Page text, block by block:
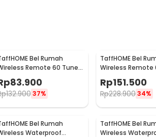
Bel Rumah
Remote 60 Tunes
with Receiver Doorbell - A10
83.900
132.900 37%
TaffHOME Bel
Wireless Remote
A10-2
Rp151.500
Rp228.90034%
Bel Rumah
Waterproof
TaffHOME Bel
Wireless